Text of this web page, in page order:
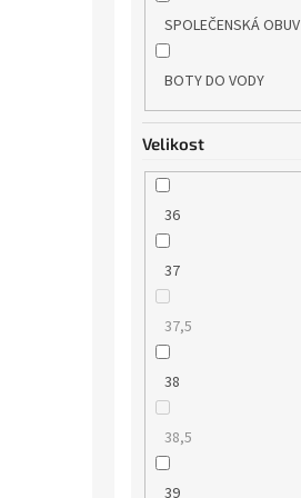
SPOLEČENSKÁ OBUV
BOTY DO VODY
Velikost
36
37
37,5
38
38,5